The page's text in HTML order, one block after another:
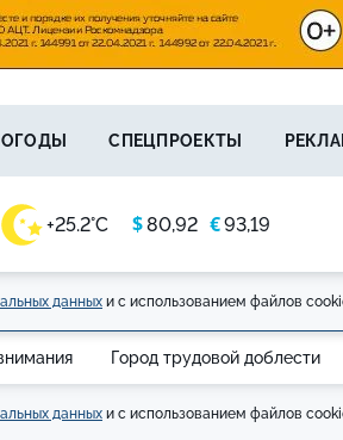
+25.2°C $80,92 €93,19
СПЕЦПРОЕКТЫ
данных и с использованием файлов
Город трудовой доблести
данных и с использованием файлов